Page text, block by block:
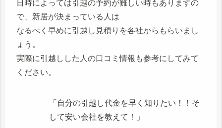
日時によっては引越の予約が難しい時もありますの
で、新居が決まっている人は
なるべく早めに引越し見積りを各社からもらいまし
ょう。
実際に引越しした人の口コミ情報も参考にしてみて
ください。
「自分の引越し代金を早く知りたい！！そ
して安い会社を教えて！」